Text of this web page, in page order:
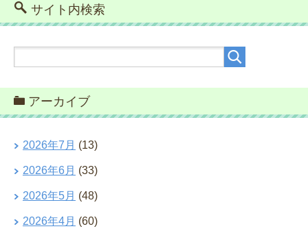
サイト内検索
アーカイブ
2026年7月 (13)
2026年6月 (33)
2026年5月 (48)
2026年4月 (60)